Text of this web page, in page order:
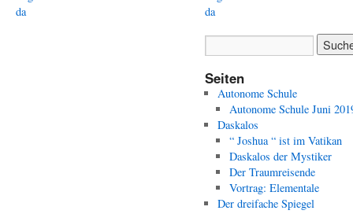
da
da
Seiten
Autonome Schule
Autonome Schule Juni
Daskalos
“ Joshua “ ist im Vatikan
Daskalos der Mystiker
Der Traumreisende
Vortrag: Elementale
Der dreifache Spiegel